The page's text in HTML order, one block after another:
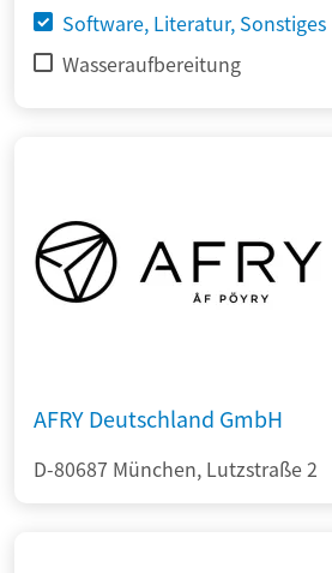
Software, Literatur, Sonstiges
Wasseraufbereitung
AFRY Deutschland GmbH
D-80687 München, Lutzstraße 2